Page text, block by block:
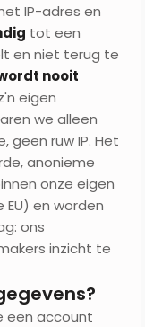
IP-adres en
tot een
en niet terug te
nooit
eigen
we alleen
geen ruw IP. Het
anonieme
onze eigen
en worden
ons
inzicht te
een account